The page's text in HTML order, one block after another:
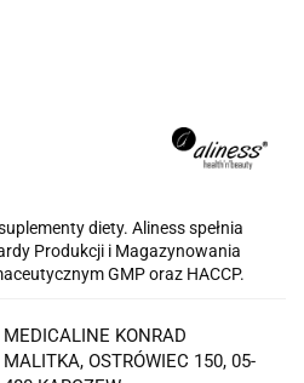
diety. Aliness spełnia
Produkcji i Magazynowania
GMP oraz HACCP.
MEDICALINE KONRAD
MALITKA, OSTRÓWIEC 150, 05-